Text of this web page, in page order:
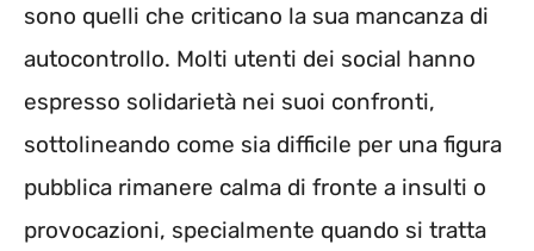
sono quelli che criticano la sua mancanza di
autocontrollo. Molti utenti dei social hanno
espresso solidarietà nei suoi confronti,
sottolineando come sia difficile per una figura
pubblica rimanere calma di fronte a insulti o
provocazioni, specialmente quando si tratta